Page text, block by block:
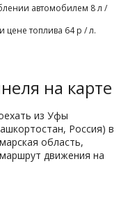
автомобилем 8 л /
цене топлива 64 р / л.
на карте
из Уфы
Россия) в
область,
движения на